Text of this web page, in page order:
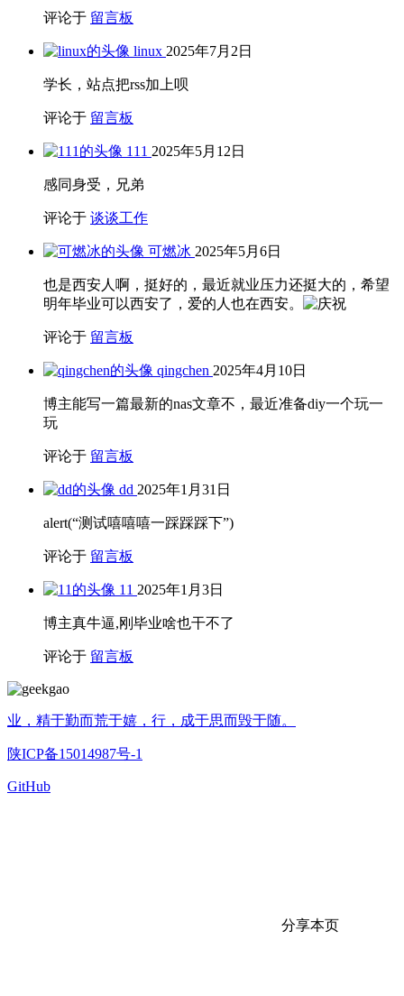
评论于 留言板
linux 2025年7月2日
学长，站点把rss加上呗
评论于 留言板
111 2025年5月12日
感同身受，兄弟
评论于 谈谈工作
可燃冰 2025年5月6日
也是西安人啊，挺好的，最近就业压力还挺大的，希望
明年毕业可以西安了，爱的人也在西安。
评论于 留言板
qingchen 2025年4月10日
博主能写一篇最新的nas文章不，最近准备diy一个玩一
玩
评论于 留言板
dd 2025年1月31日
alert(“测试嘻嘻嘻一踩踩踩下”)
评论于 留言板
11 2025年1月3日
博主真牛逼,刚毕业啥也干不了
评论于 留言板
业，精于勤而荒于嬉，行，成于思而毁于随。
陕ICP备15014987号-1
GitHub
分享本页